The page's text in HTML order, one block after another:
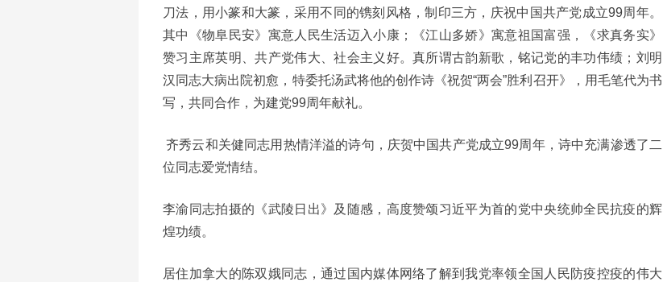
刀法，用小篆和大篆，采用不同的镌刻风格，制印三方，庆祝中国共产党成立99周年。
其中《物阜民安》寓意人民生活迈入小康；《江山多娇》寓意祖国富强，《求真务实》
赞习主席英明、共产党伟大、社会主义好。真所谓古韵新歌，铭记党的丰功伟绩；刘明
汉同志大病出院初愈，特委托汤武将他的创作诗《祝贺“两会”胜利召开》，用毛笔代为书
写，共同合作，为建党99周年献礼。
齐秀云和关健同志用热情洋溢的诗句，庆贺中国共产党成立99周年，诗中充满渗透了二
位同志爱党情结。
李渝同志拍摄的《武陵日出》及随感，高度赞颂习近平为首的党中央统帅全民抗疫的辉
煌功绩。
居住加拿大的陈双娥同志，通过国内媒体网络了解到我党率领全国人民防疫控疫的伟大